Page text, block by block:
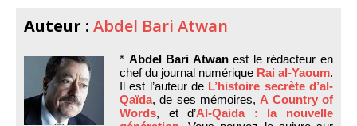
Auteur : Abdel Bari Atwan
* Abdel Bari Atwanest le rédacteur en
chef du journal numérique Rai al-Yaoum.
Il est l’auteur de L’histoire secrète d’al-
Qaïda, de ses mémoires, A Country of
Words, et d’Al-Qaida : la nouvelle